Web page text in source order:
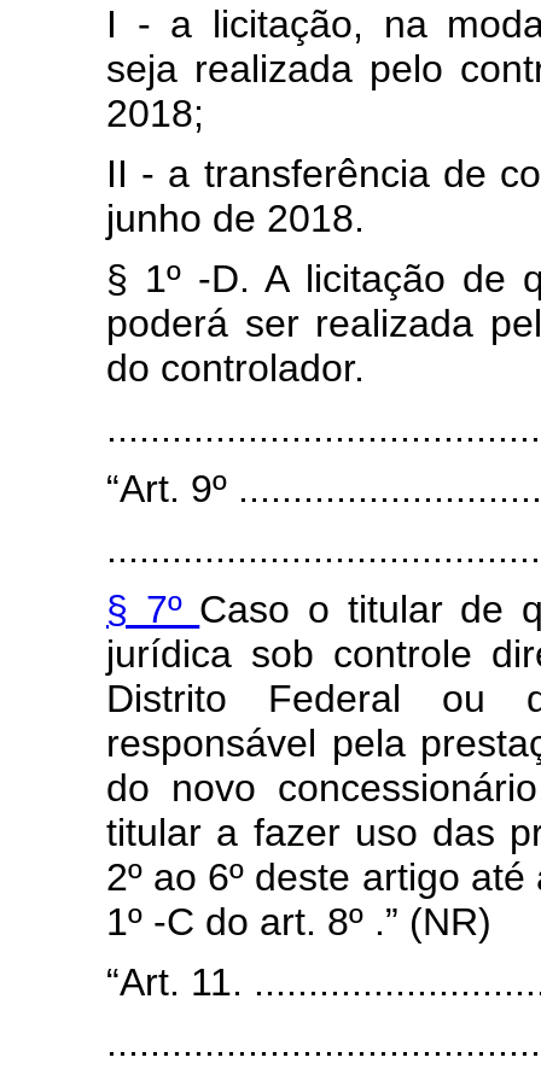
I - a licitação, na
seja realizada pelo
2018;
II - a transferência de
junho de 2018.
§ 1º -D. A licitação de
poderá ser realizada
do controlador.
“Art. 9º
§ 7º Caso o titular de
jurídica sob controle
Distrito Federal ou
responsável pela
do novo
titular a fazer uso das
2º ao 6º deste artigo
1º -C do art. 8º .” (NR)
“Art. 11.